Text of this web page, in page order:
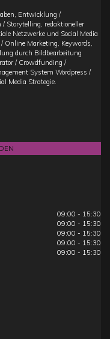
Entwicklung /
Storytelling, redaktioneller
Netzwerke und Social Media
Online Marketing, Keywords,
durch Bildbearbeitung
/ Crowdfunding /
System Wordpress /
Media Strategie.
09:00 - 15:30
09:00 - 15:30
09:00 - 15:30
09:00 - 15:30
09:00 - 15:30